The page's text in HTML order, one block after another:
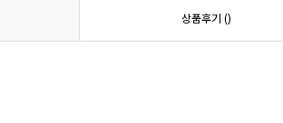
상품후기 ()